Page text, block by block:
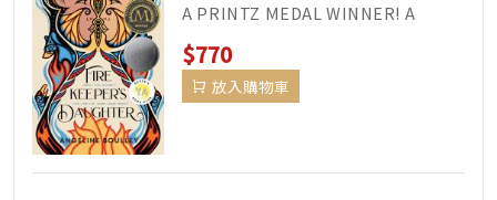
A PRINTZ MEDAL WINNER! A
MORRIS AWARD WINNER! AN A...
$770
放入購物車